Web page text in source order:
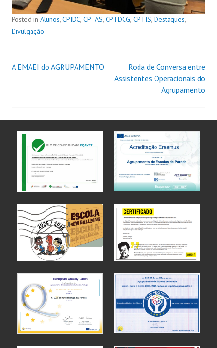
Posted in Alunos, CPIDC, CPTAS, CPTDCG, CPTIS, Destaques,
Divulgação
A EMAEI do AGRUPAMENTO
Roda de Conversa entre
Assistentes Operacionais do
Agrupamento